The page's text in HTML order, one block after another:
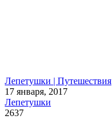
Лепетушки | Путешествия
17 января, 2017
Лепетушки
2637